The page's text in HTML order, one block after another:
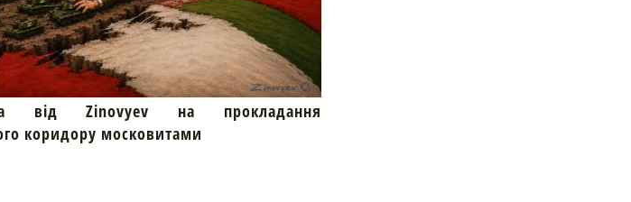
від Zinovyev на прокладання
коридору московитами